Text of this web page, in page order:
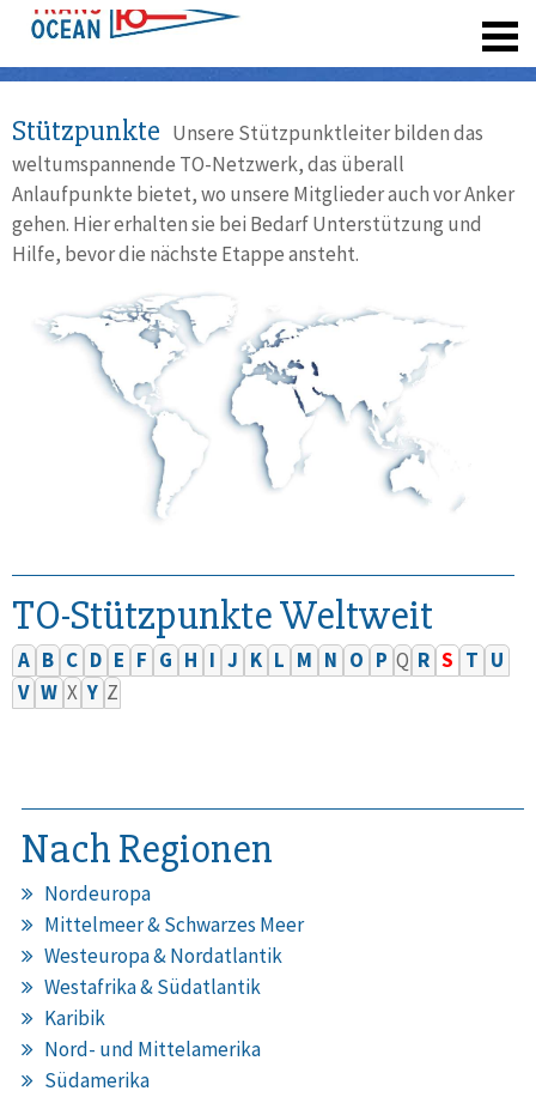
Stützpunkte Unsere Stützpunktleiter bilden das
weltumspannende TO-Netzwerk, das überall
Anlaufpunkte bietet, wo unsere Mitglieder auch vor Anker
gehen. Hier erhalten sie bei Bedarf Unterstützung und
Hilfe, bevor die nächste Etappe ansteht.
TO-Stützpunkte Weltweit
A B C D E F G H I J K L M N O P Q R S T U
V W X Y Z
Nach Regionen
Nordeuropa
Mittelmeer & Schwarzes Meer
Westeuropa & Nordatlantik
Westafrika & Südatlantik
Karibik
Nord- und Mittelamerika
Südamerika